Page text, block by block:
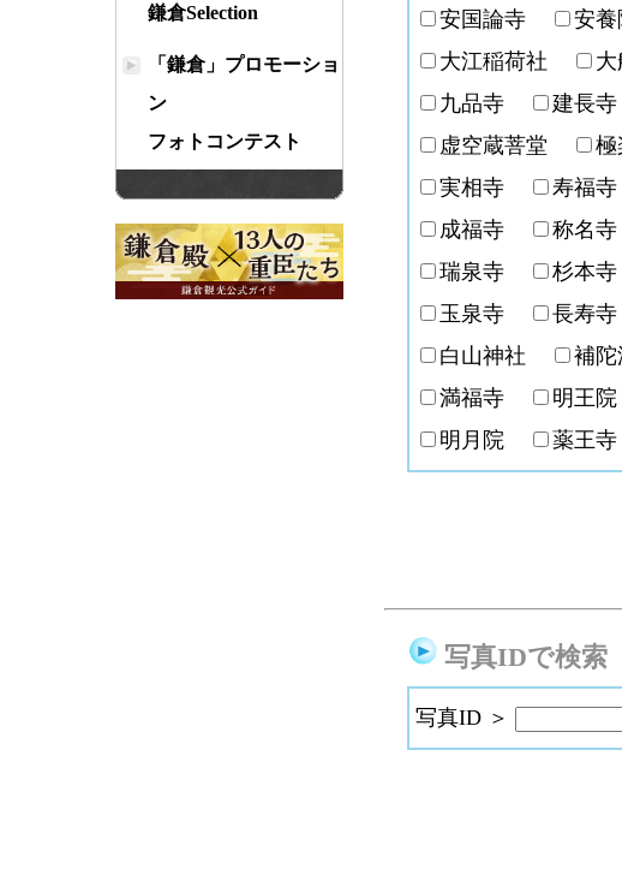
鎌倉Selection
「鎌倉」プロモーショ
ン
フォトコンテスト
安国論寺 安
大江稲荷社
九品寺
建長
虚空蔵菩堂
実相寺
寿福
成福寺
称名
瑞泉寺
杉本
玉泉寺
長寿
白山神社
補
満福寺
明王
明月院
薬王
写真IDで検索
写真ID ＞